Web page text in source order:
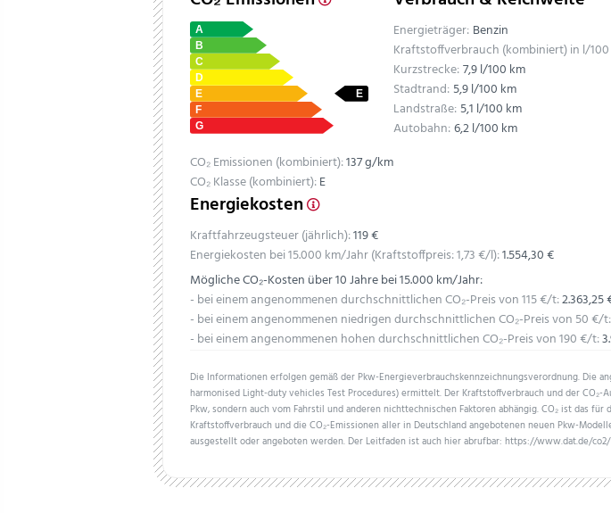
CO₂ Emissionen (kombiniert):137 g/km
CO₂ Klasse (kombiniert):E
Energieträger: Benzin
Kraftstoffverbrauch (kombiniert) in l/
Kurzstrecke:7,9 l/100 km
Stadtrand: 5,9 l/100 km
Landstraße: 5,1 l/100 km
Autobahn:6,2 l/100 km
Energiekosten
Kraftfahrzeugsteuer (jährlich):119 €
Energiekosten bei 15.000 km/Jahr (Kraftstoffpreis:1,73€/l):1.554,30 €
Mögliche CO₂-Kosten über 10 Jahre bei 15.000 km/Jahr:
- bei einem angenommenen durchschnittlichen CO₂-Preis von 115 €/t:2.363,25
- bei einem angenommenen niedrigen durchschnittlichen CO₂-Preis von 50 €/t:
- bei einem angenommenen hohen durchschnittlichen CO₂-Preis von 190 €/t:
Die Informationen erfolgen gemäß der Pkw-Energieverbrauchskennzeichnungsverordnung. Die
harmonised Light-duty vehicles Test Procedures) ermittelt. Der Kraftstoffverbrauch und der
Pkw, sondern auch vom Fahrstil und anderen nichttechnischen Faktoren abhängig. CO₂ ist das
Kraftstoffverbrauch und die CO₂-Emissionen aller in Deutschland angebotenen neuen Pkw-
ausgestellt oder angeboten werden. Der Leitfaden ist auch hier abrufbar: https://www.dat.de/co2/